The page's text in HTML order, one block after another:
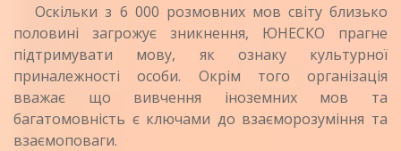
Оскільки з 6 000 розмовних мов світу близько
половині загрожує зникнення, ЮНЕСКО прагне
підтримувати мову, як ознаку культурної
приналежності особи. Окрім того організація
вважає що вивчення іноземних мов та
багатомовність є ключами до взаєморозуміння та
взаємоповаги.